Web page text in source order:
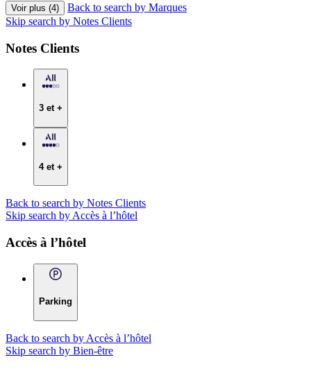
Voir plus (4)
Back to search by Marques
Skip search by Notes Clients
Notes Clients
3 et +
4 et +
Back to search by Notes Clients
Skip search by Accès à l’hôtel
Accès à l’hôtel
Parking
Back to search by Accès à l’hôtel
Skip search by Bien-être